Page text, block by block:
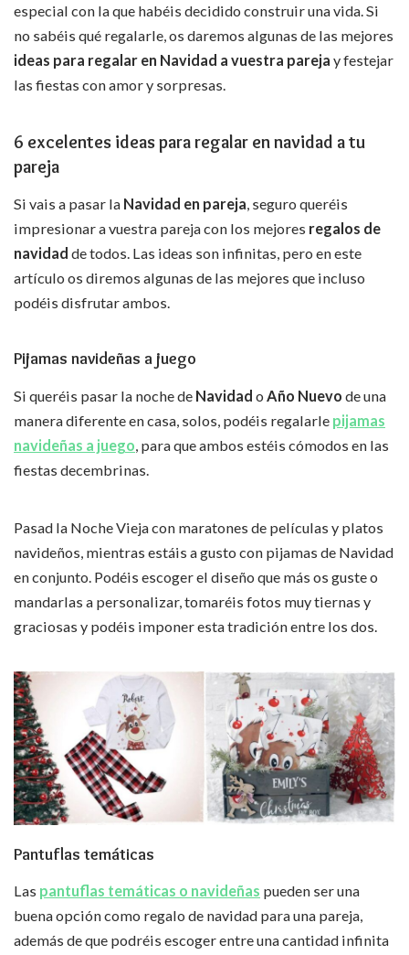
especial con la que habéis decidido construir una vida. Si
no sabéis qué regalarle, os daremos algunas de las mejores
ideas para regalar en Navidad a vuestra pareja y festejar
las fiestas con amor y sorpresas.
6 excelentes ideas para regalar en navidad a tu
pareja
Si vais a pasar la Navidad en pareja, seguro queréis
impresionar a vuestra pareja con los mejores regalos de
navidad de todos. Las ideas son infinitas, pero en este
artículo os diremos algunas de las mejores que incluso
podéis disfrutar ambos.
Pijamas navideñas a juego
Si queréis pasar la noche de Navidad o Año Nuevo de una
manera diferente en casa, solos, podéis regalarle pijamas
navideñas a juego , para que ambos estéis cómodos en las
fiestas decembrinas.
Pasad la Noche Vieja con maratones de películas y platos
navideños, mientras estáis a gusto con pijamas de Navidad
en conjunto. Podéis escoger el diseño que más os guste o
mandarlas a personalizar, tomaréis fotos muy tiernas y
graciosas y podéis imponer esta tradición entre los dos.
Pantuflas temáticas
Las pantuflas temáticas o navideñas pueden ser una
buena opción como regalo de navidad para una pareja,
además de que podréis escoger entre una cantidad infinita